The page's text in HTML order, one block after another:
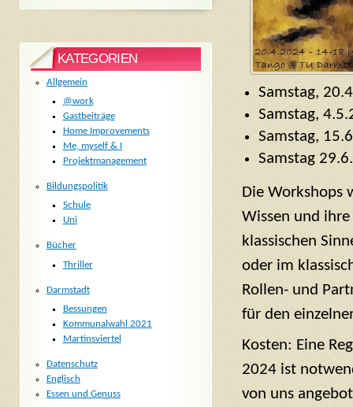
Samstag,
Samstag,
Samstag,
Samstag
Die Workshops
Wissen und
klassischen
oder im
Rollen- und
für den
Kosten: Eine
2024 ist
von uns
KATEGORIEN
Allgemein
@work
Gastbeiträge
Home Improvements
Me, myself & I
Projektmanagement
Bildungspolitik
Schule
Uni
Bücher
Thriller
Darmstadt
Bessungen
Kommunalwahl 2021
Martinsviertel
Datenschutz
Englisch
Essen und Genuss